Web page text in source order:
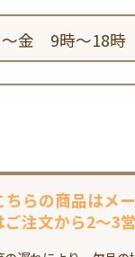
～金 9時～18時
ちらの商品はメ
ご注文から2～3